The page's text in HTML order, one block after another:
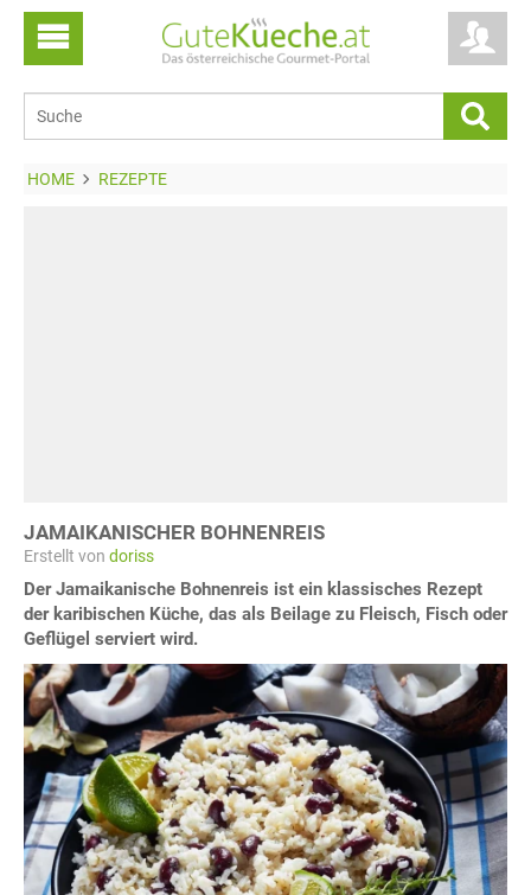
HOME REZEPTE
JAMAIKANISCHER BOHNENREIS
Erstellt von doriss
Der Jamaikanische Bohnenreis ist ein klassisches Rezept
der karibischen Küche, das als Beilage zu Fleisch, Fisch oder
Geflügel serviert wird.